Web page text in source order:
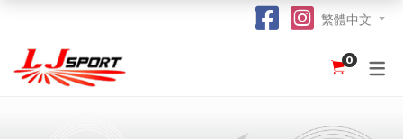
認識 LJ SPORT
球衣
團體服
紀念品
訂購指南
繁體中文
0